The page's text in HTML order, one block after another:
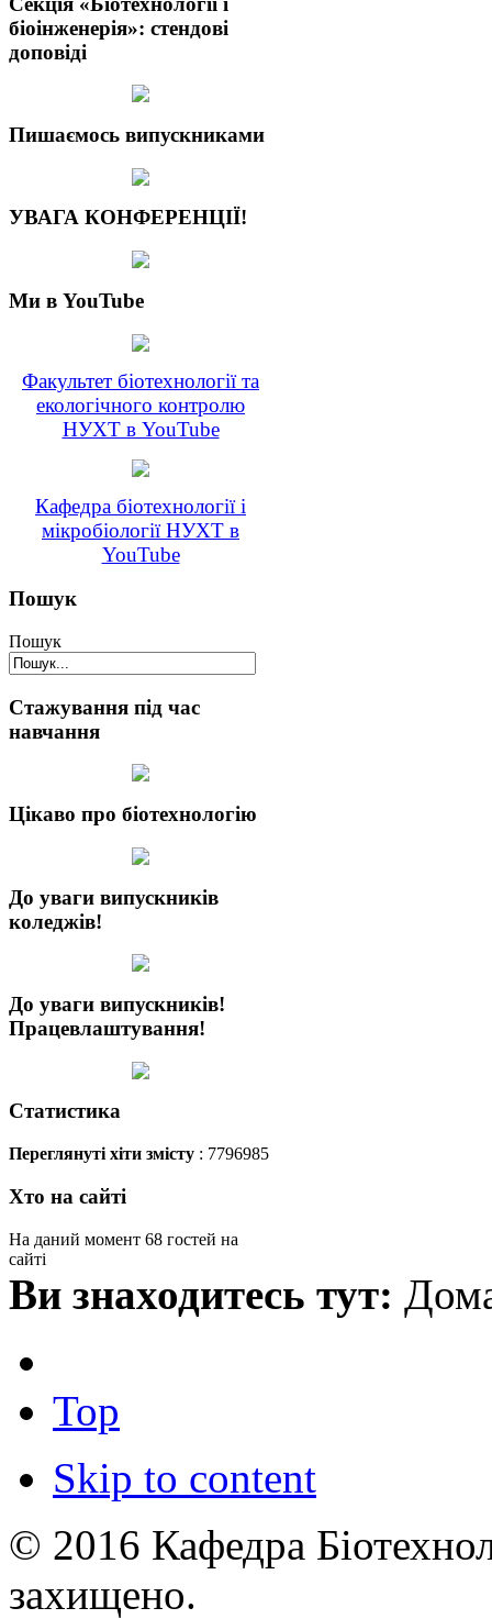
біоінженерія»: стендові
доповіді
Пишаємось випускниками
УВАГА КОНФЕРЕНЦІЇ!
Ми в YouTube
Факультет біотехнології та
екологічного контролю
НУХТ в YouTube
Кафедра біотехнології і
мікробіології НУХТ в
YouTube
Пошук
Пошук
Стажування під час
навчання
Цікаво про біотехнологію
До уваги випускників
коледжів!
До уваги випускників!
Працевлаштування!
Статистика
Переглянуті хіти змісту : 7796985
Хто на сайті
На даний момент 68 гостей на
сайті
Ви знаходитесь тут:
Top
Skip to content
© 2016 Кафедра
захищено.